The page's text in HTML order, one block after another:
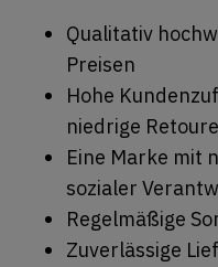
Qualitativ
Preisen
Hohe
niedrige
Eine Marke mit
sozialer
Regelmäßige
Zuverlässige